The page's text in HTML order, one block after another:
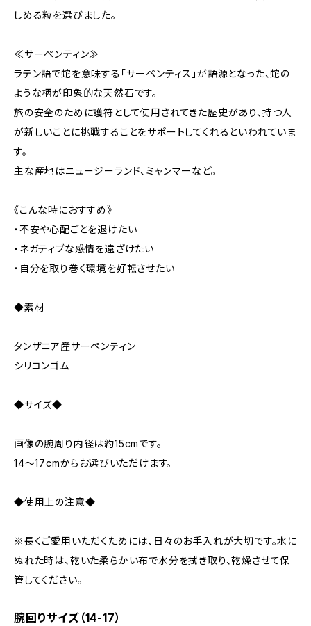
しめる粒を選びました。
≪サーペンティン≫
ラテン語で蛇を意味する「サーペンティス」が語源となった、蛇の
ような柄が印象的な天然石です。
旅の安全のために護符として使用されてきた歴史があり、持つ人
が新しいことに挑戦することをサポートしてくれるといわれていま
す。
主な産地はニュージーランド、ミャンマーなど。
《こんな時におすすめ》
・不安や心配ごとを退けたい
・ネガティブな感情を遠ざけたい
・自分を取り巻く環境を好転させたい
◆素材
タンザニア産サーペンティン
シリコンゴム
◆サイズ◆
画像の腕周り内径は約15cmです。
14～17cmからお選びいただけます。
◆使用上の注意◆
※長くご愛用いただくためには、日々のお手入れが大切です。水に
ぬれた時は、乾いた柔らかい布で水分を拭き取り、乾燥させて保
管してください。
腕回りサイズ（14-17）